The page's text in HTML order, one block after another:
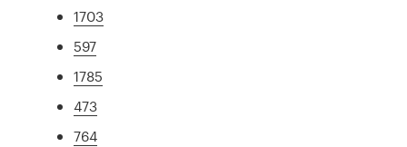
1703
597
1785
473
764